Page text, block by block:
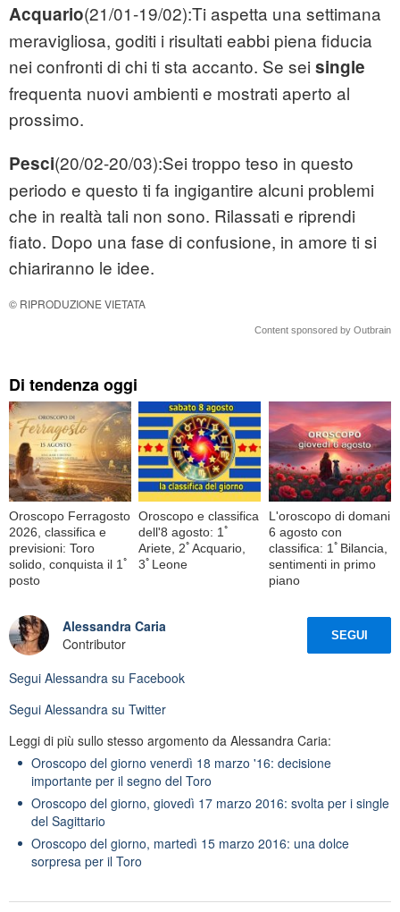
Acquario(21/01-19/02):Ti aspetta una settimana
meravigliosa, goditi i risultati eabbi piena fiducia
nei confronti di chi ti sta accanto. Se sei single
frequenta nuovi ambienti e mostrati aperto al
prossimo.
Pesci(20/02-20/03):Sei troppo teso in questo
periodo e questo ti fa ingigantire alcuni problemi
che in realtà tali non sono. Rilassati e riprendi
fiato. Dopo una fase di confusione, in amore ti si
chiariranno le idee.
© RIPRODUZIONE VIETATA
Content sponsored by Outbrain
Di tendenza oggi
Oroscopo Ferragosto
2026, classifica e
previsioni: Toro
solido, conquista il 1ﾟ
posto
Oroscopo e classifica
dell'8 agosto: 1ﾟ
Ariete, 2ﾟAcquario,
3ﾟLeone
L'oroscopo di domani
6 agosto con
classifica: 1ﾟBilancia,
sentimenti in primo
piano
Alessandra Caria
Contributor
SEGUI
Segui Alessandra su Facebook
Segui Alessandra su Twitter
Leggi di più sullo stesso argomento da Alessandra Caria:
Oroscopo del giorno venerdì 18 marzo '16: decisione
importante per il segno del Toro
Oroscopo del giorno, giovedì 17 marzo 2016: svolta per i single
del Sagittario
Oroscopo del giorno, martedì 15 marzo 2016: una dolce
sorpresa per il Toro